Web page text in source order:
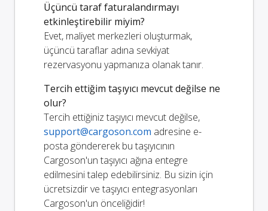
Üçüncü taraf faturalandırmayı
etkinleştirebilir miyim?
Evet, maliyet merkezleri oluşturmak,
üçüncü taraflar adına sevkiyat
rezervasyonu yapmanıza olanak tanır.
Tercih ettiğim taşıyıcı mevcut değilse ne
olur?
Tercih ettiğiniz taşıyıcı mevcut değilse,
support@cargoson.com adresine e-
posta göndererek bu taşıyıcının
Cargoson'un taşıyıcı ağına entegre
edilmesini talep edebilirsiniz. Bu sizin için
ücretsizdir ve taşıyıcı entegrasyonları
Cargoson'un önceliğidir!